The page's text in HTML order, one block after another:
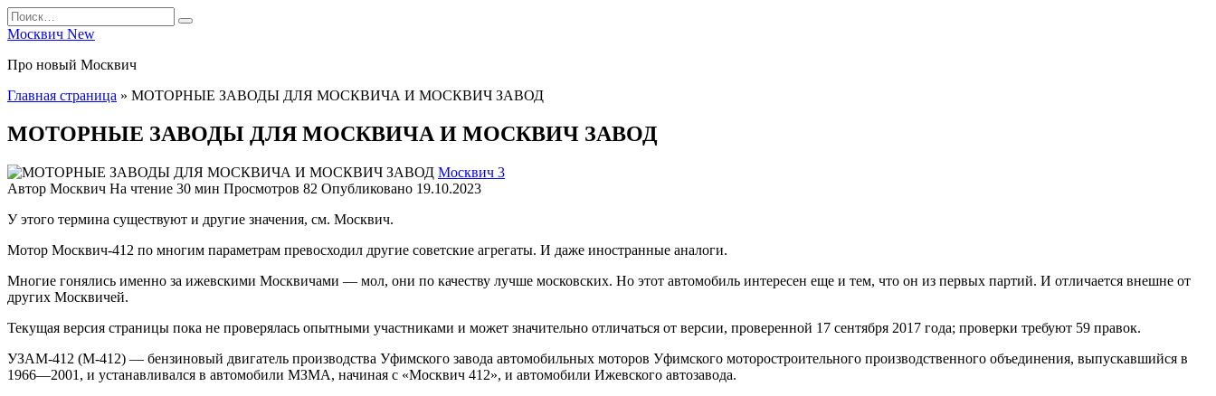
Перейти
к
Search
for:
Москвич New
Про новый Москвич
Главная страница » МОТОРНЫЕ ЗАВОДЫ ДЛЯ МОСКВИЧА И МОСКВИЧ ЗАВОД
МОТОРНЫЕ ЗАВОДЫ ДЛЯ МОСКВИЧА И МОСКВИЧ ЗАВОД
Москвич 3
Автор Москвич На чтение 30 мин Просмотров 82 Опубликовано 19.10.2023
У этого термина существуют и другие значения, см. Москвич.
Мотор Москвич-412 по многим параметрам превосходил другие советские агрегаты. И даже иностранные аналоги.
Многие гонялись именно за ижевскими Москвичами — мол, они по качеству лучше московских. Но этот автомобиль интересен еще и тем, что он из первых партий. И отличается внешне от
других Москвичей.
Текущая версия страницы пока не проверялась опытными участниками и может значительно отличаться от версии, проверенной 17 сентября 2017 года; проверки требуют 59 правок.
УЗАМ-412 (М-412) — бензиновый двигатель производства Уфимского завода автомобильных моторов Уфимского моторостроительного производственного объединения, выпускавшийся в
1966—2001, и устанавливался в автомобили МЗМА, начиная с «Москвич 412», и автомобили Ижевского автозавода.